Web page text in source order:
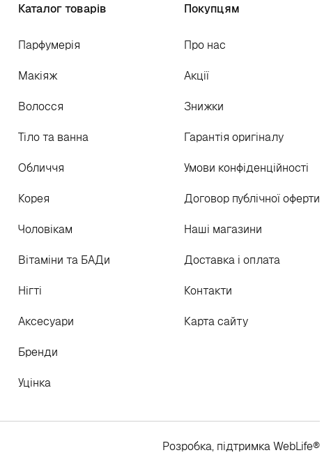
Каталог товарів
Парфумерія
Макіяж
Волосся
Тіло та ванна
Обличчя
Корея
Чоловікам
Вітаміни та БАДи
Нігті
Аксесуари
Бренди
Уцінка
Покупцям
Про нас
Акції
Знижки
Гарантія оригіналу
Умови конфіденційності
Договор публічної оферти
Наші магазини
Доставка і оплата
Контакти
Карта сайту
Розробка, підтримкаWebLife®